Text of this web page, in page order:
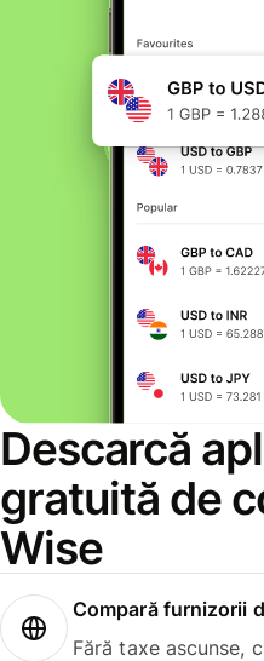
Descarcă
gratuită de
Wise
Compară furnizorii
Fără taxe ascunse,